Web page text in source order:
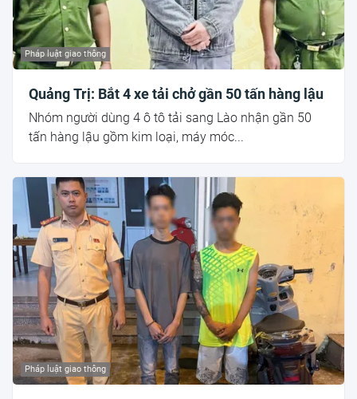
Pháp luật giao thông
Quảng Trị: Bắt 4 xe tải chở gần 50 tấn hàng lậu
Nhóm người dùng 4 ô tô tải sang Lào nhận gần 50
tấn hàng lậu gồm kim loại, máy móc...
Pháp luật giao thông